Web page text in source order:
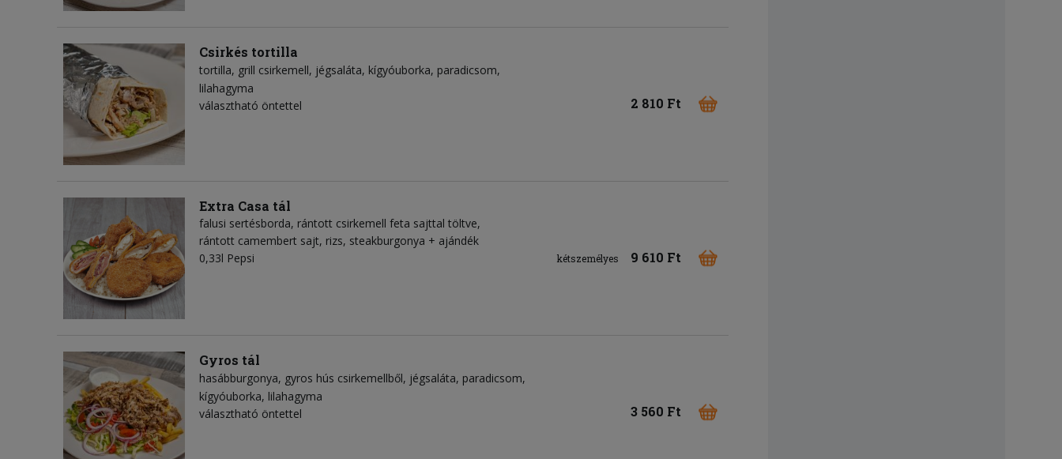
Csirkés tortilla
tortilla grill csirkemell jégsaláta kígyóuborka paradicsom
lilahagyma
választható öntettel
2 810 Ft
Extra Casa tál
falusi sertésborda, rántott csirkemell feta sajttal töltve,
rántott camembert sajt, rizs, steakburgonya + ajándék
0,33l Pepsi
kétszemélyes 9 610 Ft
Gyros tál
hasábburgonya gyros hús csirkemellből jégsaláta paradicsom
kígyóuborka lilahagyma
választható öntettel
3 560 Ft